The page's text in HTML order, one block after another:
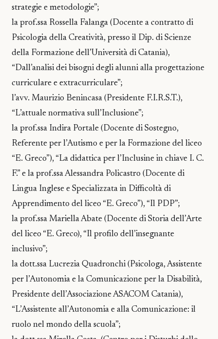
strategie e metodologie”;
la prof.ssa Rossella Falanga (Docente a contratto di
Psicologia della Creatività, presso il Dip. di Scienze
della Formazione dell’Università di Catania),
“Dall’analisi dei bisogni degli alunni alla progettazione
curriculare e extracurriculare”;
l’avv. Maurizio Benincasa (Presidente F.I.R.S.T.),
“L’attuale normativa sull’Inclusione”;
la prof.ssa Indira Portale (Docente di Sostegno,
Referente per l’Autismo e per la Formazione del liceo
“E. Greco”), “La didattica per l’Inclusine in chiave I. C.
F.” e la prof.ssa Alessandra Policastro (Docente di
Lingua Inglese e Specializzata in Difficoltà di
Apprendimento del liceo “E. Greco”), “Il PDP”;
la prof.ssa Mariella Abate (Docente di Storia dell’Arte
del liceo “E. Greco), “Il profilo dell’insegnante
inclusivo”;
la dott.ssa Lucrezia Quadronchi (Psicologa, Assistente
per l’Autonomia e la Comunicazione per la Disabilità,
Presidente dell’Associazione ASACOM Catania),
“L’Assistente all’Autonomia e alla Comunicazione: il
ruolo nel mondo della scuola”;